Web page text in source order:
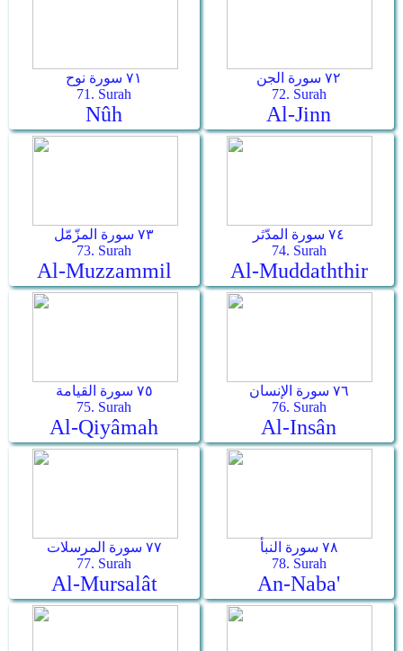
٧١ سورة نوح
71. Surah
Nûh
٧٢ سورة الجن
72. Surah
Al-Jinn
٧٣ سورة المزّمّل
73. Surah
Al-Muzzammil
٧٤ سورة المدّثر
74. Surah
Al-Muddaththir
٧٥ سورة القيامة
75. Surah
Al-Qiyâmah
٧٦ سورة الإنسان
76. Surah
Al-Insân
٧٧ سورة المرسلات
77. Surah
Al-Mursalât
٧٨ سورة النبأ
78. Surah
An-Naba'